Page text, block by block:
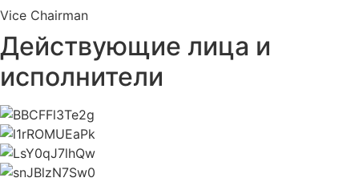
Vice Chairman
Действующие лица и
исполнители